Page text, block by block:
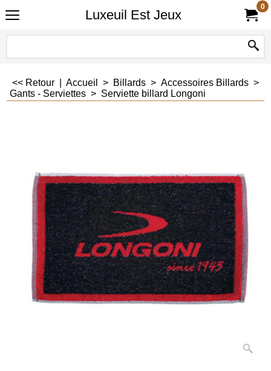
Luxeuil Est Jeux
0
<< Retour Accueil > Billards > Accessoires Billards >
Gants - Serviettes > Serviette billard Longoni